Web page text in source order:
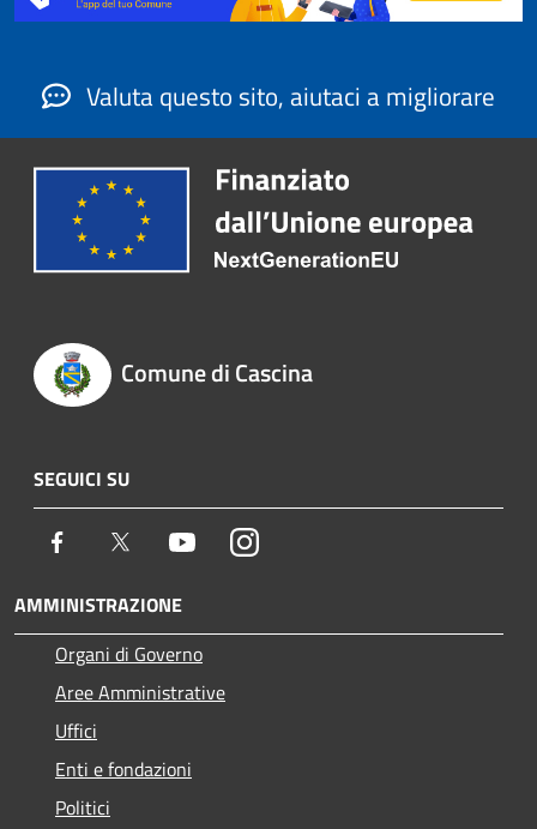
Valuta questo sito, aiutaci a migliorare
Comune di Cascina
SEGUICI SU
Facebook Twitter YoutubeInstagram
AMMINISTRAZIONE
Organi di Governo
Aree Amministrative
Uffici
Enti e fondazioni
Politici